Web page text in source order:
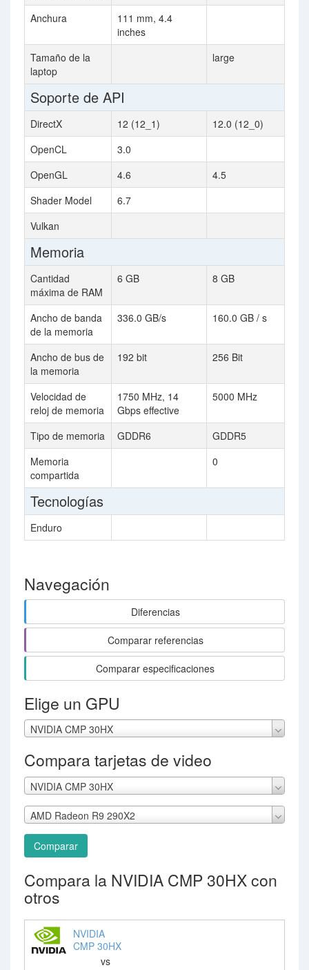
Anchura
111 mm, 4.4
inches
Tamaño de la
laptop
large
Soporte de API
DirectX 12 (12_1)
12.0 (12_0)
OpenCL
3.0
OpenGL
4.6
4.5
Shader Model
6.7
Vulkan
Memoria
Cantidad
máxima de RAM
6 GB 8 GB
Ancho de banda
de la memoria
336.0 GB/s 160.0 GB / s
Ancho de bus de
la memoria
192 bit 256 Bit
Velocidad de
reloj de memoria
1750 MHz, 14
Gbps effective
5000 MHz
Tipo de memoria GDDR6
GDDR5
Memoria
compartida
0
Tecnologías
Enduro
Navegación
Diferencias
Comparar referencias
Comparar especificaciones
Elige un GPU
NVIDIA CMP 30HX
Compara tarjetas de video
NVIDIA CMP 30HX
AMD Radeon R9 290X2
Comparar
Compara la NVIDIA CMP 30HX con
otros
NVIDIA
CMP 30HX
vs